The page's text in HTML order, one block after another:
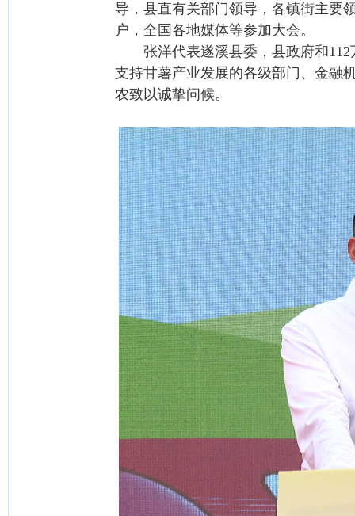
导，县直有关部门领导，各镇街主要
户，全国各地媒体等参加大会。
张洋代表遂溪县委，县政府和112
支持甘薯产业发展的各级部门、金融
农致以诚挚问候。